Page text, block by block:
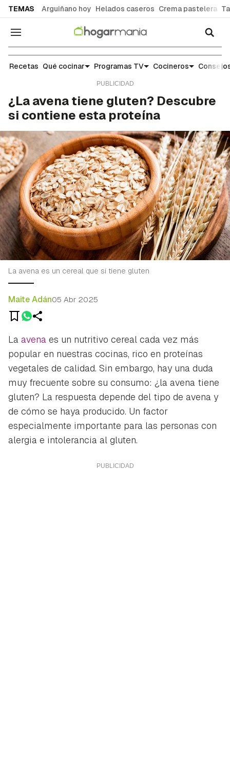
TEMAS Arguiñano hoy Helados caseros Crema pastelera
Navegación
Escuela de cocina: trucos y consejos para el día
Recetas Qué cocinar Programas TV Cocineros
¿La avena tiene gluten? Descubre
si contiene esta proteína
La avena es un cereal que sí tiene gluten
Maite Adán05 Abr 2025
La avena es un nutritivo cereal cada vez más
popular en nuestras cocinas, rico en proteínas
vegetales de calidad. Sin embargo, hay una duda
muy frecuente sobre su consumo: ¿la avena tiene
gluten? La respuesta depende del tipo de avena y
de cómo se haya producido. Un factor
especialmente importante para las personas con
alergia e intolerancia al gluten.